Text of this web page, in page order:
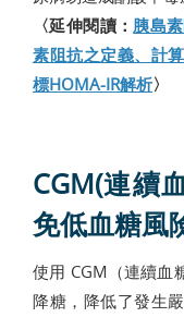
〈延伸閱讀： 胰島
素阻抗之定義、計
標HOMA-IR解析〉
CGM(連續
免低血糖風
使用 CGM（連續血
降糖，降低了發生